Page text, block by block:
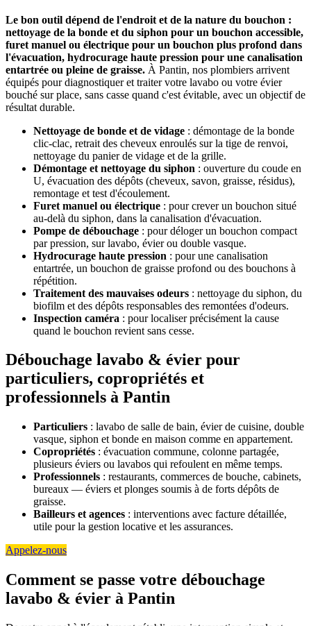
Le bon outil dépend de l'endroit et de la nature du bouchon :
nettoyage de la bonde et du siphon pour un bouchon accessible,
furet manuel ou électrique pour un bouchon plus profond dans
l'évacuation, hydrocurage haute pression pour une canalisation
entartrée ou pleine de graisse. À Pantin, nos plombiers arrivent
équipés pour diagnostiquer et traiter votre lavabo ou votre évier
bouché sur place, sans casse quand c'est évitable, avec un objectif de
résultat durable.
Nettoyage de bonde et de vidage : démontage de la bonde
clic-clac, retrait des cheveux enroulés sur la tige de renvoi,
nettoyage du panier de vidage et de la grille.
Démontage et nettoyage du siphon : ouverture du coude en
U, évacuation des dépôts (cheveux, savon, graisse, résidus),
remontage et test d'écoulement.
Furet manuel ou électrique : pour crever un bouchon situé
au-delà du siphon, dans la canalisation d'évacuation.
Pompe de débouchage : pour déloger un bouchon compact
par pression, sur lavabo, évier ou double vasque.
Hydrocurage haute pression : pour une canalisation
entartrée, un bouchon de graisse profond ou des bouchons à
répétition.
Traitement des mauvaises odeurs : nettoyage du siphon, du
biofilm et des dépôts responsables des remontées d'odeurs.
Inspection caméra : pour localiser précisément la cause
quand le bouchon revient sans cesse.
Débouchage lavabo & évier pour
particuliers, copropriétés et
professionnels à Pantin
Particuliers : lavabo de salle de bain, évier de cuisine, double
vasque, siphon et bonde en maison comme en appartement.
Copropriétés : évacuation commune, colonne partagée,
plusieurs éviers ou lavabos qui refoulent en même temps.
Professionnels : restaurants, commerces de bouche, cabinets,
bureaux — éviers et plonges soumis à de forts dépôts de
graisse.
Bailleurs et agences : interventions avec facture détaillée,
utile pour la gestion locative et les assurances.
Appelez-nous
Comment se passe votre débouchage
lavabo & évier à Pantin